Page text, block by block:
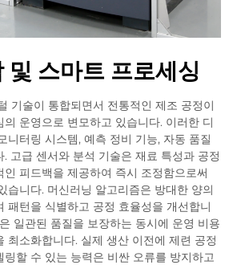
및 스마트 프로세싱
기술이 통합되면서 전통적인 제조 공정이
운영으로 변모하고 있습니다. 이러한 디
니터링 시스템, 예측 정비 기능, 자동 품질
고급 센서와 분석 기술은 재료 특성과 공정
피드백을 제공하여 즉시 조정함으로써
습니다. 머신러닝 알고리즘은 방대한 양의
패턴을 식별하고 공정 효율성을 개선합니
일관된 품질을 보장하는 동시에 운영 비용
최소화합니다. 실제 생산 이전에 제련 공정
할 수 있는 능력은 비싼 오류를 방지하고